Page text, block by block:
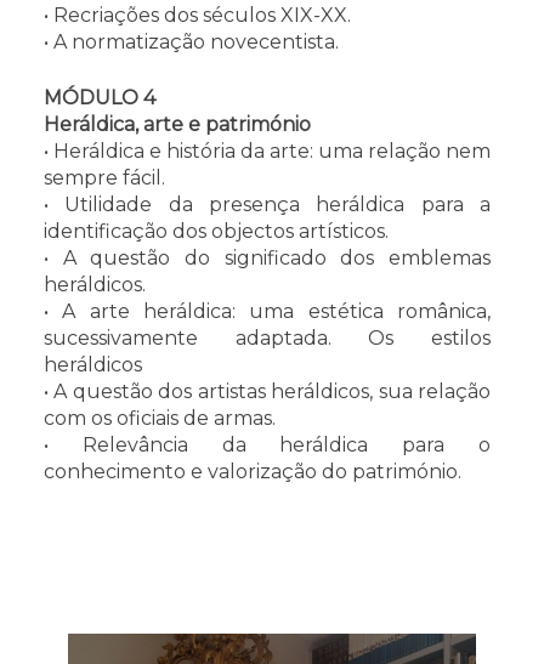
• Recriações dos séculos XIX-XX.
• A normatização novecentista.
MÓDULO 4
Heráldica, arte e património
• Heráldica e história da arte: uma relação nem
sempre fácil.
• Utilidade da presença heráldica para a
identificação dos objectos artísticos.
• A questão do significado dos emblemas
heráldicos.
• A arte heráldica: uma estética românica,
sucessivamente adaptada. Os estilos
heráldicos
• A questão dos artistas heráldicos, sua relação
com os oficiais de armas.
• Relevância da heráldica para o
conhecimento e valorização do património.